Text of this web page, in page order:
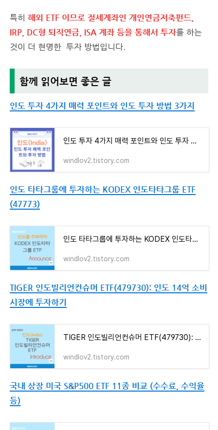
특히 해외 ETF 이므로 절세계좌인 개인연금저축펀드,
IRP, DC형 퇴직연금, ISA 계좌 등을 통해서 투자를 하는
것이 더 현명한 투자 방법입니다.
함께 읽어보면 좋은 글
인도 투자 4가지 매력 포인트와 인도 투자 방법 3가지
인도 투자 4가지 매력 포인트와 인도 투자 방법 3가지
windlov2.tistory.com
인도 타타그룹에 투자하는 KODEX 인도타타그룹 ETF
(47773)
인도 타타그룹에 투자하는 KODEX 인도타타그룹 ETF (47773)
windlov2.tistory.com
TIGER 인도빌리언컨슈머 ETF(479730): 인도 14억 소비
시장에 투자하기
TIGER 인도빌리언컨슈머 ETF(479730): 인도 14억 소비 시장에 투자하기
windlov2.tistory.com
국내 상장 미국 S&P500 ETF 11종 비교 (수수료, 수익율
등)